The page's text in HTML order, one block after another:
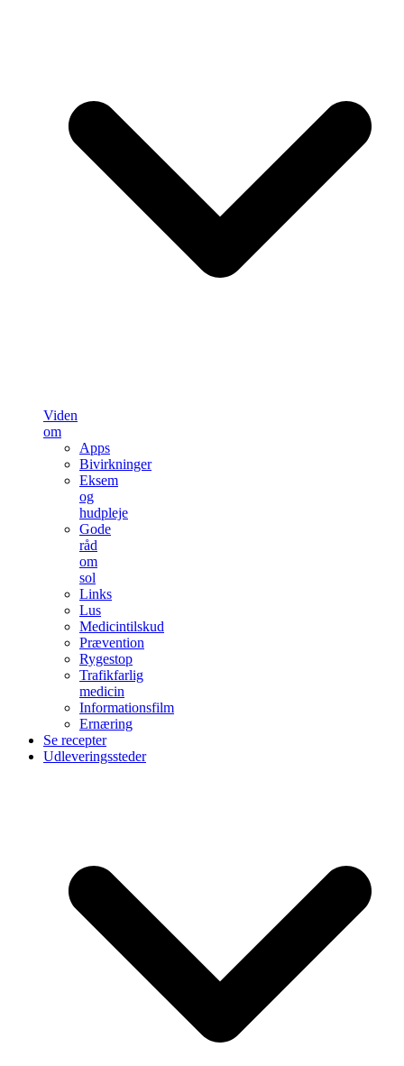
Viden
om
Apps
Bivirkninger
Eksem
og
hudpleje
Gode
råd
om
sol
Links
Lus
Medicintilskud
Prævention
Rygestop
Trafikfarlig
medicin
Informationsfilm
Ernæring
Se recepter
Udleveringssteder